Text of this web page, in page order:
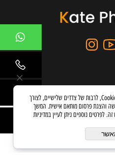
אתרים
לידיעתך, באתרנו נעשה שימוש בקבצי Cookies, לרבות של צדדים שלישיים, לצורך
והצגת פרסום מותאם אישית. המשך
נוספים ניתן לעיין במדיניות